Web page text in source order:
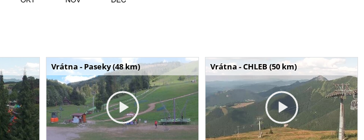
Vrátna - Paseky (48 km) Vrátna - CHLEB (50 km)